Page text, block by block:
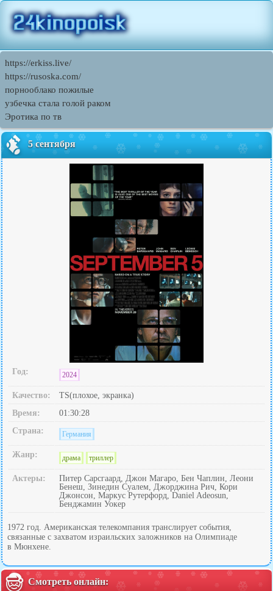
https://erkiss.live/
https://rusoska.com/
порнооблако пожилые
узбечка стала голой раком
Эротика по тв
5 сентября
Год: 2024
Качество:
TS(плохое, экранка)
Время:
01:30:28
Страна:
Германия
Жанр: драма триллер
Актеры:
Питер Сарсгаард, Джон Магаро, Бен Чаплин, Леони
Бенеш, Зинедин Суалем, Джорджина Рич, Кори
Джонсон, Маркус Рутерфорд, Daniel Adeosun,
Бенджамин Уокер
1972 год. Американская телекомпания транслирует события,
связанные с захватом израильских заложников на Олимпиаде
в Мюнхене.
Смотреть онлайн: